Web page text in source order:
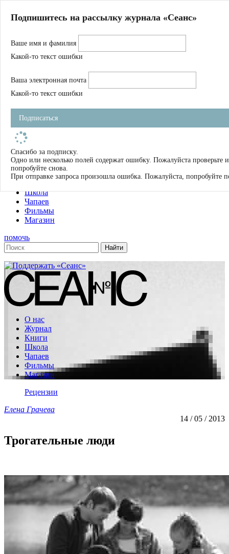
Магазин
Журнал
Школа
Устав
Фильмы
Имена
Тэги
О нас
Журнал
Книги
Школа
Чапаев
Фильмы
Магазин
помочь
О нас
Журнал
Книги
Школа
Чапаев
Фильмы
Магазин
Рецензии
Елена Грачева
14 / 05 / 2013
Трогательные люди
Подпишитесь на рассылку журнала «Сеанс»
Ваше имя и фамилия
Какой-то текст ошибки
Ваша электронная почта
Какой-то текст ошибки
Подписаться
Спасибо за подписку.
Одно или несколько полей содержат ошибку. Пожалуйста проверьте и
попробуйте снова.
При отправке запроса произошла ошибка. Пожалуйста, попробуйте